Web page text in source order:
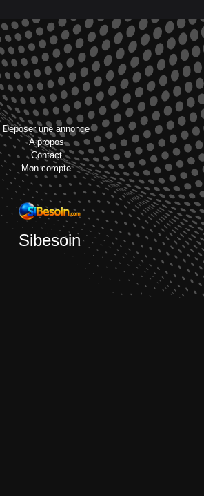
Déposer une annonce
A propos
Contact
Mon compte
Sibesoin